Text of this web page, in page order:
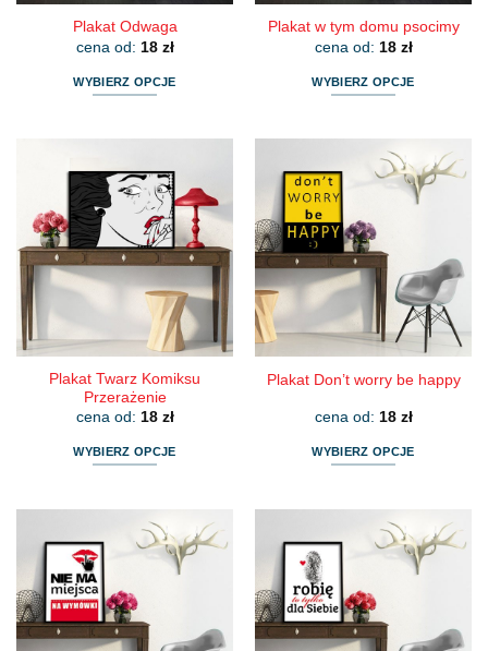
Plakat Odwaga
cena od: 18 zł
WYBIERZ OPCJE
wiele
wariantów.
Opcje
można
wybrać
na
stronie
produktu
Plakat w tym domu psocimy
cena od: 18 zł
WYBIERZ OPCJE
wiele
wariantów.
Opcje
można
wybrać
na
stronie
produktu
Plakat Twarz Komiksu
Przerażenie
cena od: 18 zł
WYBIERZ OPCJE
wiele
wariantów.
Opcje
można
wybrać
Plakat Don’t worry be happy
cena od: 18 zł
WYBIERZ OPCJE
wiele
wariantów.
Opcje
można
wybrać